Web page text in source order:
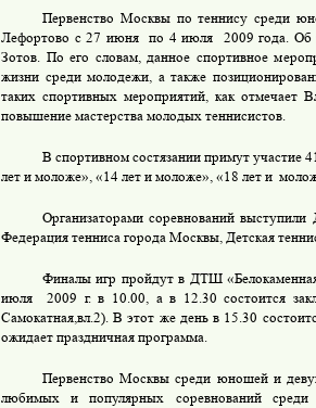
Первенство Москвы по теннису среди
Лефортово с 27 июня
по 4 июля
2009 года. Об
Зотов. По его словам, данное спортивное
жизни среди молодежи, а также
таких спортивных мероприятий, как отмечает
повышение мастерства молодых теннисистов.
В спортивном состязании примут участие
лет и моложе», «14 лет и моложе», «18 лет и
Организаторами соревнований
Федерация тенниса города Москвы, Детская
Финалы игр пройдут в ДТШ
июля
2009 г. в 10.00, а в 12.30 состоится
Самокатная,вл.2). В этот же день в 15.30
ожидает праздничная программа.
Первенство Москвы среди юношей и
любимых и популярных соревнований